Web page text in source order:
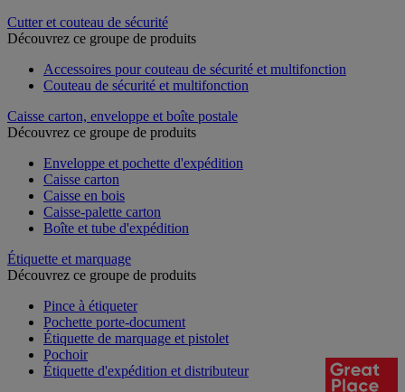
Cutter et couteau de sécurité
Découvrez ce groupe de produits
Accessoires pour couteau de sécurité et multifonction
Couteau de sécurité et multifonction
Caisse carton, enveloppe et boîte postale
Découvrez ce groupe de produits
Enveloppe et pochette d'expédition
Caisse carton
Caisse en bois
Caisse-palette carton
Boîte et tube d'expédition
Étiquette et marquage
Découvrez ce groupe de produits
Pince à étiqueter
Pochette porte-document
Étiquette de marquage et pistolet
Pochoir
Étiquette d'expédition et distributeur